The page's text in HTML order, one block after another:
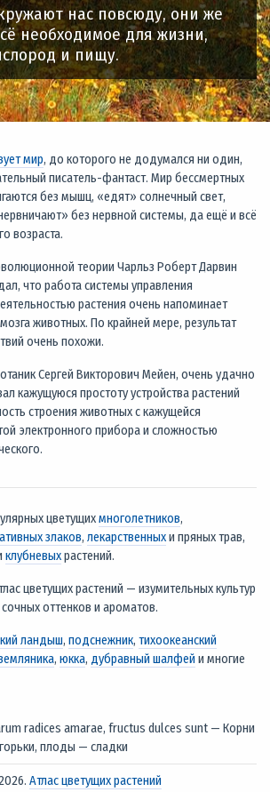
нас повсюду, они же
необходимое для жизни,
и пищу.
мир, до которого не додумался ни один,
писатель-фантаст. Мир бессмертных
без мышц, «едят» солнечный свет,
без нервной системы, да ещё и всё
возраста.
теории Чарльз Роберт Дарвин
что работа системы управления
растения очень напоминает
животных. По крайней мере, результат
очень похожи.
Сергей Викторович Мейен, очень удачно
кажущуюся простоту устройства растений
строения животных с кажущейся
электронного прибора и сложностью
цветущихмноголетников,
злаков, лекарственныхи пряных трав,
клубневыхрастений.
цветущих растений — изумительных культур
оттенков и ароматов.
ландыш, подснежник, тихоокеанский
, юкка, дубравный шалфей и многие
radices amarae, fructus dulces sunt — Корни
плоды — сладки
Атлас цветущих растений